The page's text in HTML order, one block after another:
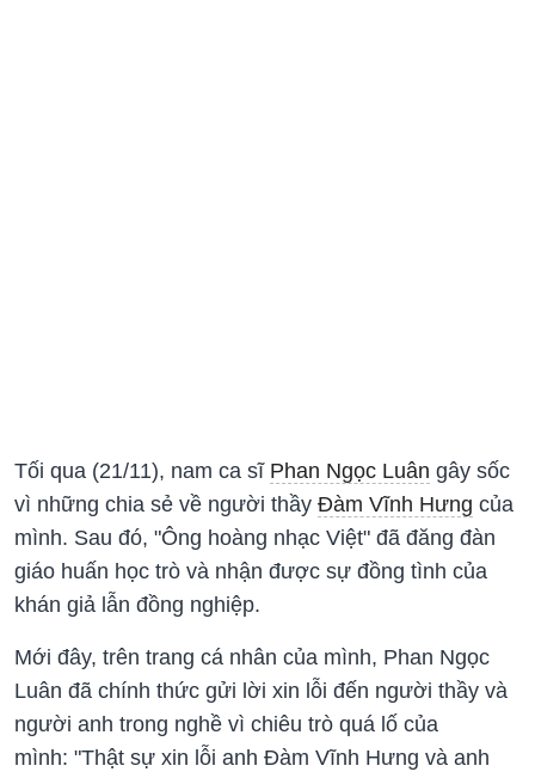
Tối qua (21/11), nam ca sĩ Phan Ngọc Luân gây sốc
vì những chia sẻ về người thầy Đàm Vĩnh Hưng của
mình. Sau đó, "Ông hoàng nhạc Việt" đã đăng đàn
giáo huấn học trò và nhận được sự đồng tình của
khán giả lẫn đồng nghiệp.
Mới đây, trên trang cá nhân của mình, Phan Ngọc
Luân đã chính thức gửi lời xin lỗi đến người thầy và
người anh trong nghề vì chiêu trò quá lố của
mình: "Thật sự xin lỗi anh Đàm Vĩnh Hưng và anh